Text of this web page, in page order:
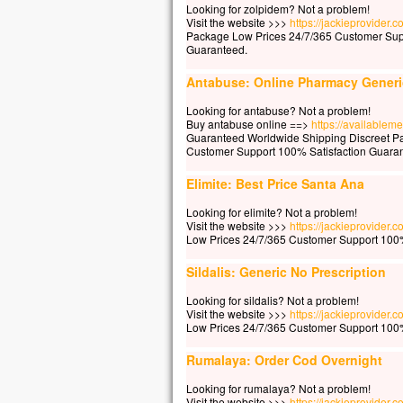
la
à
Et
Car
–
Looking for zolpidem? Not a problem!
Visit the website >>> https://
Package Low Prices 24/7/365 Customer
Guaranteed.
Antabuse: Online Pharmacy
Looking for antabuse? Not a problem!
Buy antabuse online ==> https://
Guaranteed Worldwide Shipping Discreet
Customer Support 100% Satisfaction
Elimite: Best Price Santa Ana
Looking for elimite? Not a problem!
Visit the website >>> https://
Low Prices 24/7/365 Customer Support
Sildalis: Generic No Prescription
Looking for sildalis? Not a problem!
Visit the website >>> https://
Low Prices 24/7/365 Customer Support
Rumalaya: Order Cod Overnight
Looking for rumalaya? Not a problem!